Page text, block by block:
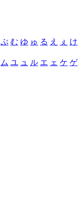
ぷ む ゆ ゅ る え ぇ け
ム ユ ュ ル エ ェ ケ ゲ